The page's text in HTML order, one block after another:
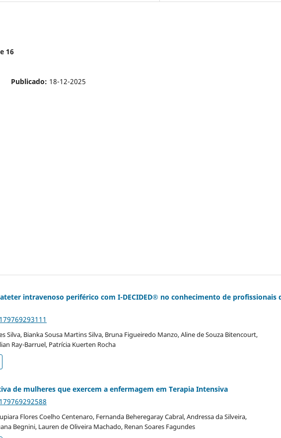
16
Publicado: 18-12-2025
intravenoso periférico com I-DECIDED® no conhecimento de profissionais
Silva, Bianka Sousa Martins Silva, Bruna Figueiredo Manzo, Aline de Souza Bitencourt,
Ray-Barruel, Patrícia Kuerten Rocha
de mulheres que exercem a enfermagem em Terapia Intensiva
Flores Coelho Centenaro, Fernanda Beheregaray Cabral, Andressa da Silveira,
Begnini, Lauren de Oliveira Machado, Renan Soares Fagundes